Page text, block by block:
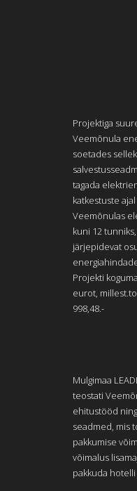
Projektiga
Veemõnula
soetades
tagada
katkestuste
Veemõnulas
kuni 12
järjepidevat
Projekti
eurot,
998,48.-
Mulgimaa
teostati
ehitustööd
seadmed, mis
pakkumise
võimalus
pakkuda